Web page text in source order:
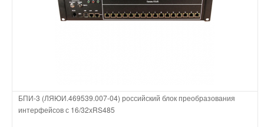
БПИ-3 (ЛЯЮИ.469539.007-04) российский блок преобразования
интерфейсов с 16/32хRS485